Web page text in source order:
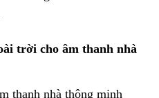
trời cho âm thanh nhà
thanh nhà thông minh